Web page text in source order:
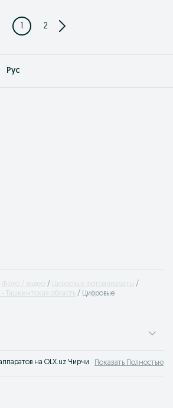
1 2
Рус
Фото / видео
Цифровые фотоаппараты
Ташкентская область
Цифровые
на OLX.uz Чирчик - выгодные
Показать Полностью